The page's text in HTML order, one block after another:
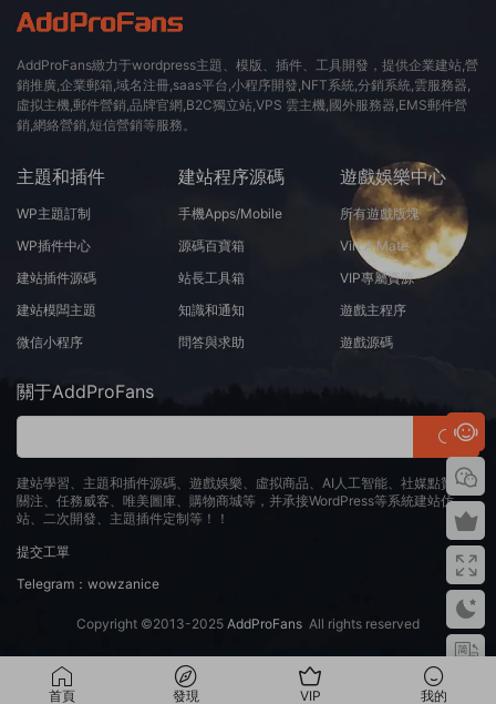
AddProFans緻力于wordpress主題、模版、插件、工具開發，提供企業建站,營
銷推廣,企業郵箱,域名注冊,saas平台,小程序開發,NFT系統,分銷系統,雲服務器,
虛拟主機,郵件營銷,品牌官網,B2C獨立站,VPS 雲主機,國外服務器,EMS郵件營
銷,網絡營銷,短信營銷等服務。
主題和插件
WP主題訂制
WP插件中心
建站插件源碼
建站模闆主題
微信小程序
建站程序源碼
手機Apps/Mobile
源碼百寶箱
站長工具箱
知識和通知
問答與求助
遊戲娛樂中心
所有遊戲版塊
Virt A Mate
VIP專屬資源
遊戲主程序
遊戲源碼
關于AddProFans
建站學習、主題和插件源碼、遊戲娛樂、虛拟商品、AI人工智能、社媒點贊、
關注、任務威客、唯美圖庫、購物商城等，并承接WordPress等系統建站仿
站、二次開發、主題插件定制等！！
提交工單
Telegram：wowzanice
Copyright ©2013-2025 AddProFans All rights reserved
首頁 發現 VIP 我的